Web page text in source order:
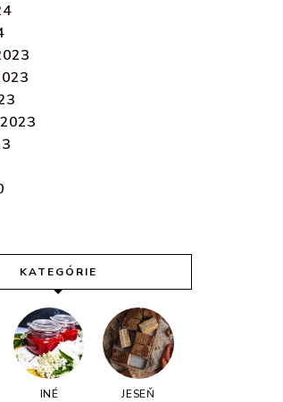
KATEGÓRIE
INÉ JESEŇ